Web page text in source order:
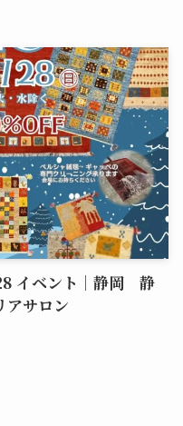
イベント｜静岡 静
アサロン